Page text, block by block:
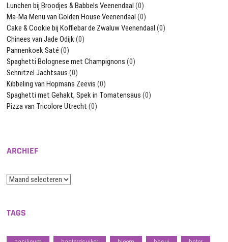
Lunchen bij Broodjes & Babbels Veenendaal (0)
Ma-Ma Menu van Golden House Veenendaal (0)
Cake & Cookie bij Koffiebar de Zwaluw Veenendaal (0)
Chinees van Jade Odijk(0)
Pannenkoek Saté (0)
Spaghetti Bolognese met Champignons (0)
Schnitzel Jachtsaus (0)
Kibbeling van Hopmans Zeevis (0)
Spaghetti met Gehakt, Spek in Tomatensaus (0)
Pizza van Tricolore Utrecht (0)
ARCHIEF
Archief
TAGS